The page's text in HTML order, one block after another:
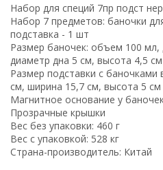
Набор для специй 7пр подст
Набор 7 предметов: баночки
подставка - 1 шт
Размер баночек: объем 100 мл,
диаметр дна 5 см, высота 4,5 см
Размер подставки с баночками
см, ширина 15,7 см, высота 5 см
Магнитное основание у баночек
Прозрачные крышки
Вес без упаковки: 460 г
Вес с упаковкой: 528 кг
Страна-производитель: Китай